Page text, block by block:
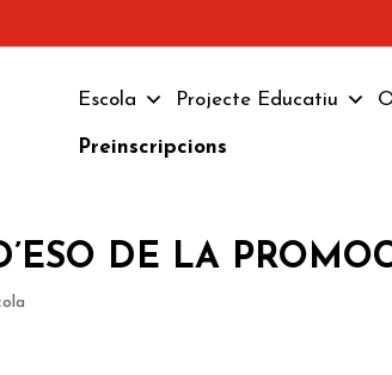
Escola Projecte Educatiu
Preinscripcions
DE LA